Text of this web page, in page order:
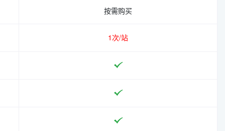
按需购买
1次/站